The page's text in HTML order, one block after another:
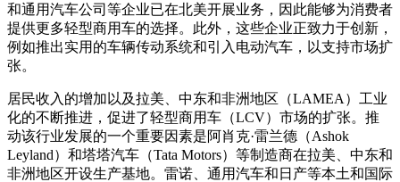
和通用汽车公司等企业已在北美开展业务，因此能够为消费者
提供更多轻型商用车的选择。此外，这些企业正致力于创新，
例如推出实用的车辆传动系统和引入电动汽车，以支持市场扩
张。
居民收入的增加以及拉美、中东和非洲地区（LAMEA）工业
化的不断推进，促进了轻型商用车（LCV）市场的扩张。推
动该行业发展的一个重要因素是阿肖克·雷兰德（Ashok
Leyland）和塔塔汽车（Tata Motors）等制造商在拉美、中东和
非洲地区开设生产基地。雷诺、通用汽车和日产等本土和国际